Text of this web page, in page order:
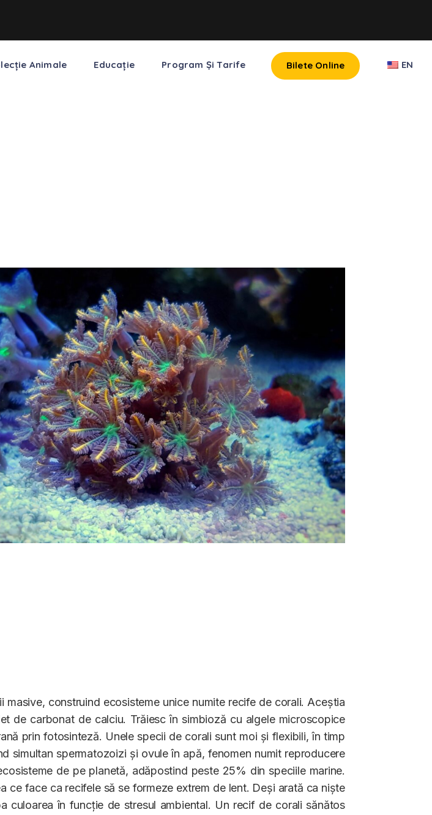
Animale Educație Program Și Tarife Bilete Online EN
construind ecosisteme unice numite recife de corali. Aceștia
de carbonat de calciu. Trăiesc în simbioză cu algele microscopice
prin fotosinteză. Unele specii de corali sunt moi și flexibili, în timp
simultan spermatozoizi și ovule în apă, fenomen numit reproducere
de pe planetă, adăpostind peste 25% din speciile marine.
ce face ca recifele să se formeze extrem de lent. Deși arată ca niște
culoarea în funcție de stresul ambiental. Un recif de corali sănătos